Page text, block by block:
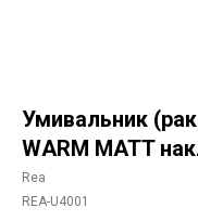
Умивальник
WARM MATT
Rea
REA-U4001